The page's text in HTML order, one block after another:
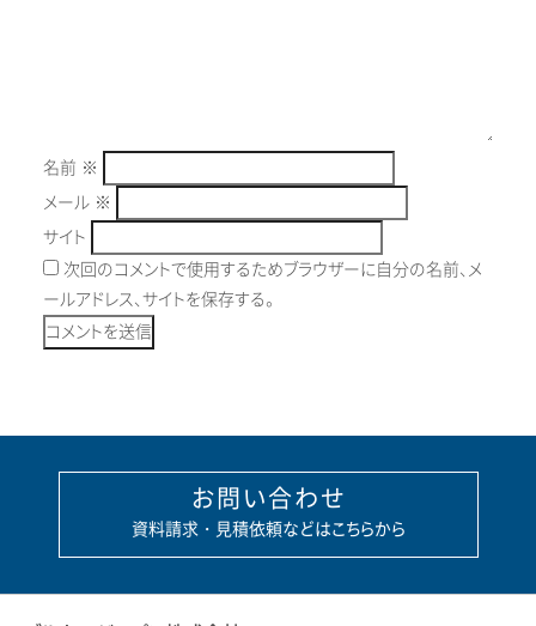
名前 ※
メール ※
サイト
次回のコメントで使用するためブラウザーに自分の名前、メ
ールアドレス、サイトを保存する。
お問い合わせ
資料請求・見積依頼などはこちらから